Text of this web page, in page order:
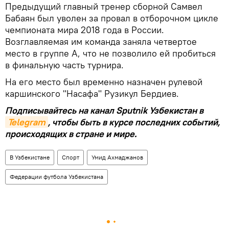
Предыдущий главный тренер сборной Самвел
Бабаян был уволен за провал в отборочном цикле
чемпионата мира 2018 года в России.
Возглавляемая им команда заняла четвертое
место в группе А, что не позволило ей пробиться
в финальную часть турнира.
На его место был временно назначен рулевой
каршинского "Насафа" Рузикул Бердиев.
Подписывайтесь на канал Sputnik Узбекистан в
Telegram , чтобы быть в курсе последних событий,
происходящих в стране и мире.
В Узбекистане Спорт Умид Ахмаджанов
Федерации футбола Узбекистана